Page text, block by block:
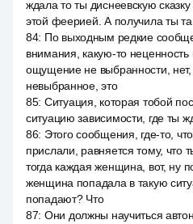
ждала то ты диснеевскую
этой феерией. А получила ты
84: По выходным редкие
внимания, какую-то неценность
ощущение не выбранности,
невыбранное, это
85: Ситуация, которая тобой
ситуацию зависимости, где ты
86: Этого сообщения, где-то,
прислали, равняется тому, что
тогда каждая женщина, вот, ну
женщина попадала в такую
попадают? Что
87: Они должны научиться